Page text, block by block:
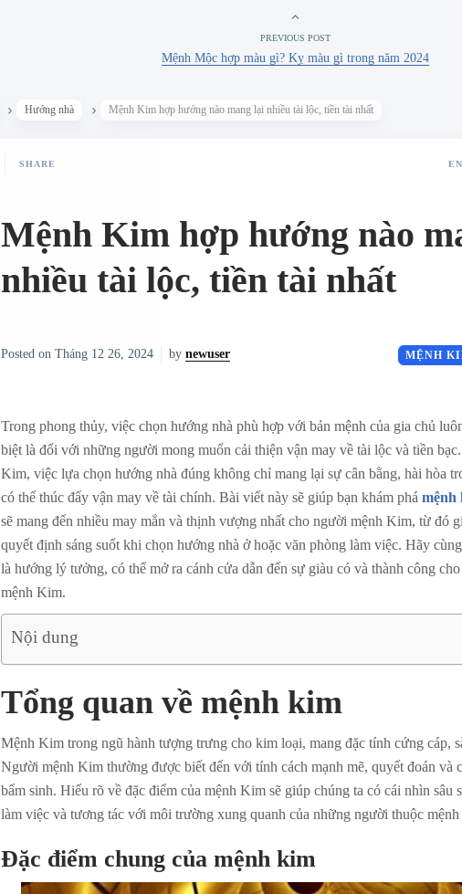
PREVIOUS POST
Mệnh Mộc hợp màu gì? Kỵ màu gì trong năm 2024
Hướng nhà Mệnh Kim hợp hướng nào mang lại nhiều tài lộc, tiền tài nhất
SHARE
Mệnh Kim hợp hướng nào
nhiều tài lộc, tiền tài nhất
Posted on Tháng 12 26, 2024 by newuser
MỆNH
Trong phong thủy, việc chọn hướng nhà phù hợp với bản mệnh của gia chủ
biệt là đối với những người mong muốn cải thiện vận may về tài lộc và tiền
Kim, việc lựa chọn hướng nhà đúng không chỉ mang lại sự cân bằng, hài hòa
có thể thúc đẩy vận may về tài chính. Bài viết này sẽ giúp bạn khám phá mệnh
sẽ mang đến nhiều may mắn và thịnh vượng nhất cho người mệnh Kim, từ đó
quyết định sáng suốt khi chọn hướng nhà ở hoặc văn phòng làm việc. Hãy
là hướng lý tưởng, có thể mở ra cánh cửa dẫn đến sự giàu có và thành công
mệnh Kim.
Nội dung
Tổng quan về mệnh kim
Mệnh Kim trong ngũ hành tượng trưng cho kim loại, mang đặc tính cứng cáp,
Người mệnh Kim thường được biết đến với tính cách mạnh mẽ, quyết đoán và
bẩm sinh. Hiểu rõ về đặc điểm của mệnh Kim sẽ giúp chúng ta có cái nhìn sâu
làm việc và tương tác với môi trường xung quanh của những người thuộc mệnh
Đặc điểm chung của mệnh kim